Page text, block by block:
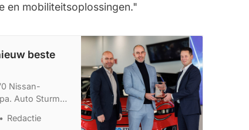
en mobiliteitsoplossingen."
beste
Nissan-
Auto Sturm
erkenning voor
Redactie